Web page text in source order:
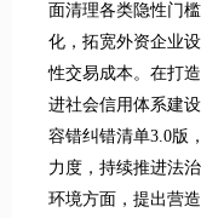
面清理各类隐性门
化，拓宽外资企业
性交易成本。在打
进社会信用体系建
容错纠错清单3.0版
力度，持续推进法
环境方面，提出营